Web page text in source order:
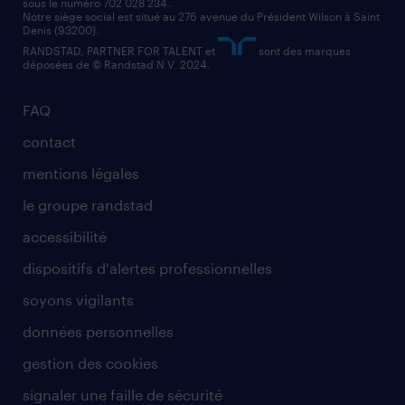
comptable
FAQ
contact
mentions légales
le groupe randstad
accessibilité
dispositifs d'alertes professionnelles
soyons vigilants
données personnelles
gestion des cookies
signaler une faille de sécurité
sous le numéro 702 028 234.
Notre siège social est situé au 276 avenue du Président Wilson à Saint
Denis (93200).
RANDSTAD, PARTNER FOR TALENT et
sont des marques
déposées de © Randstad N.V. 2024.